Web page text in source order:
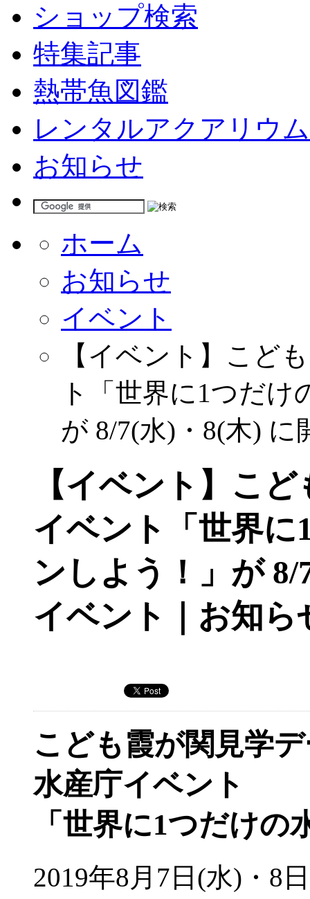
ショップ検索
特集記事
熱帯魚図鑑
レンタルアクアリウム
お知らせ
ホーム
お知らせ
イベント
【イベント】こど
ト「世界に1つだ
が 8/7(水)・8(木) に
【イベント】こ
イベント「世界
ンしよう！」が
イベント｜お知ら
こども霞が関見学
水産庁イベント
「世界に1つだけ
2019年8月7日(水)・8